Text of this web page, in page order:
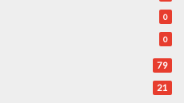
0
0
79
21